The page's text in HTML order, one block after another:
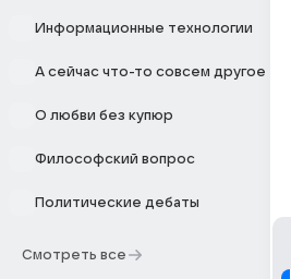
Информационные технологии
А сейчас что-то совсем другое
О любви без купюр
Философский вопрос
Политические дебаты
Смотреть все